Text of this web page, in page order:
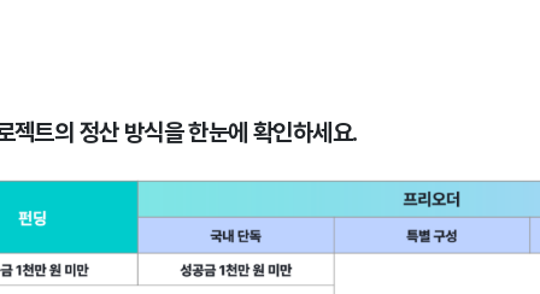
젝트의 정산 방식을 한눈에 확인하세요.